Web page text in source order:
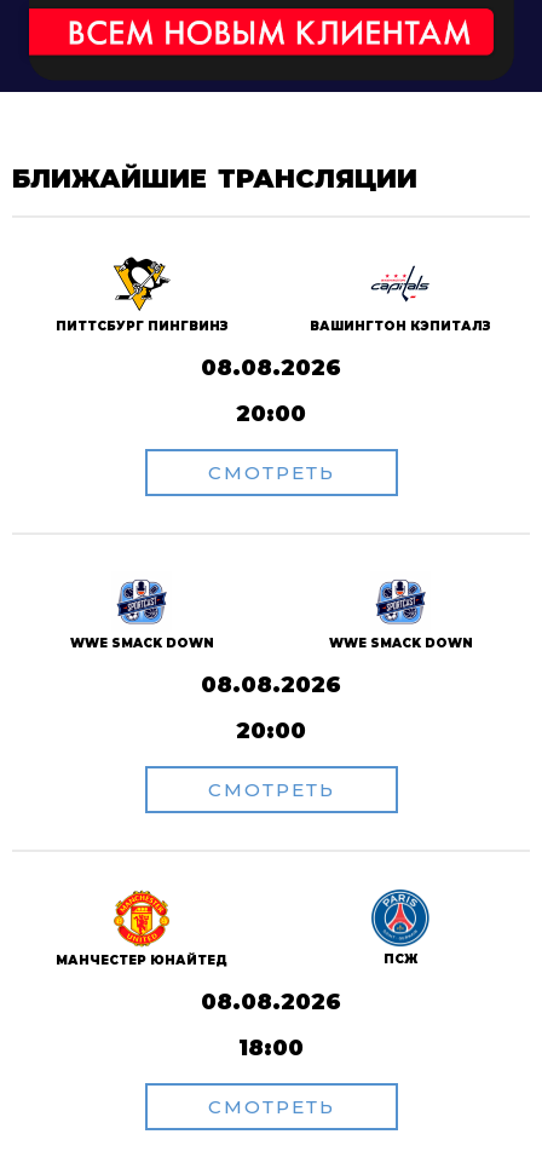
БЛИЖАЙШИЕ ТРАНСЛЯЦИИ
ПИТТСБУРГ ПИНГВИНЗ ВАШИНГТОН КЭПИТАЛЗ
08.08.2026
20:00
СМОТРЕТЬ
WWE SMACK DOWN WWE SMACK DOWN
08.08.2026
20:00
СМОТРЕТЬ
МАНЧЕСТЕР ЮНАЙТЕД ПСЖ
08.08.2026
18:00
СМОТРЕТЬ